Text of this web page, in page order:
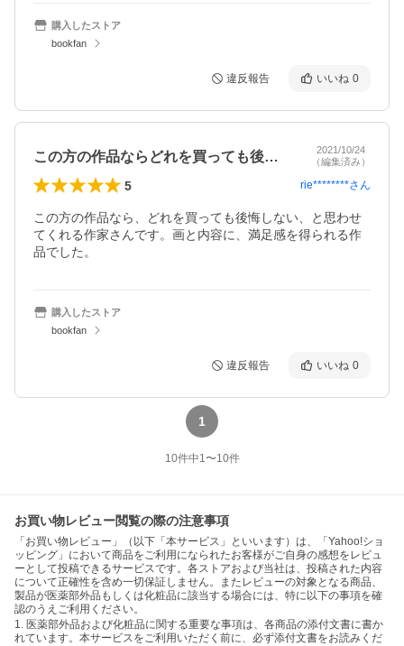
購入したストア
bookfan
違反報告 いいね 0
この方の作品ならどれを買っても後悔しない
2021/10/24
（編集済み）
5 rie********さん
この方の作品なら、どれを買っても後悔しない、と思わせ
てくれる作家さんです。画と内容に、満足感を得られる作
品でした。
購入したストア
bookfan
違反報告 いいね 0
1
10件中1〜10件
お買い物レビュー閲覧の際の注意事項
「お買い物レビュー」（以下「本サービス」といいます）は、「Yahoo!ショ
ッピング」において商品をご利用になられたお客様がご自身の感想をレビュ
ーとして投稿できるサービスです。各ストアおよび当社は、投稿された内容
について正確性を含め一切保証しません。またレビューの対象となる商品、
製品が医薬部外品もしくは化粧品に該当する場合には、特に以下の事項を確
認のうえご利用ください。
1. 医薬部外品および化粧品に関する重要な事項は、各商品の添付文書に書か
れています。本サービスをご利用いただく前に、必ず添付文書をお読みくだ